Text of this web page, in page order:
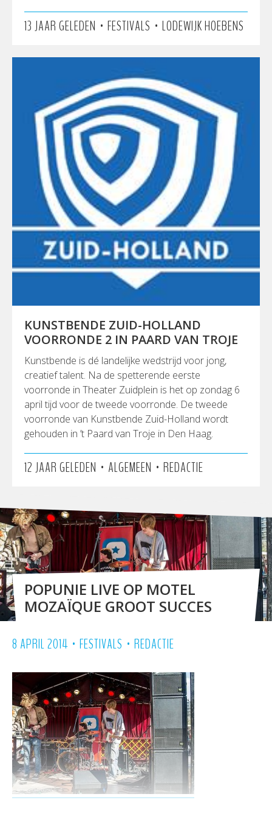
13 JAAR GELEDEN • FESTIVALS • LODEWIJK HOEBENS
KUNSTBENDE ZUID-HOLLAND
VOORRONDE 2 IN PAARD VAN TROJE
Kunstbende is dé landelijke wedstrijd voor jong,
creatief talent. Na de spetterende eerste
voorronde in Theater Zuidplein is het op zondag 6
april tijd voor de tweede voorronde. De tweede
voorronde van Kunstbende Zuid-Holland wordt
gehouden in ’t Paard van Troje in Den Haag.
12 JAAR GELEDEN • ALGEMEEN • REDACTIE
POPUNIE LIVE OP MOTEL
MOZAÏQUE GROOT SUCCES
8 APRIL 2014 • FESTIVALS • REDACTIE